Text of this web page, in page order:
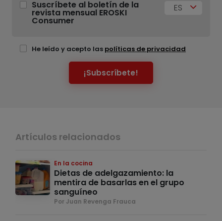
Suscríbete al boletín de la
revista mensual EROSKI
Consumer
ES
He leído y acepto las políticas de privacidad
¡Subscríbete!
Artículos relacionados
En la cocina
Dietas de adelgazamiento: la
mentira de basarlas en el grupo
sanguíneo
Por Juan Revenga Frauca